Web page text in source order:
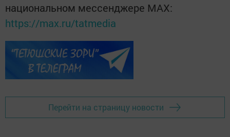
национальном мессенджере MАХ:
https://max.ru/tatmedia
Перейти на страницу новости